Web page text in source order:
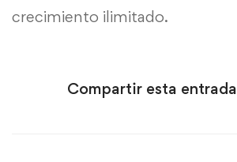
crecimiento ilimitado.
Compartir esta entrada